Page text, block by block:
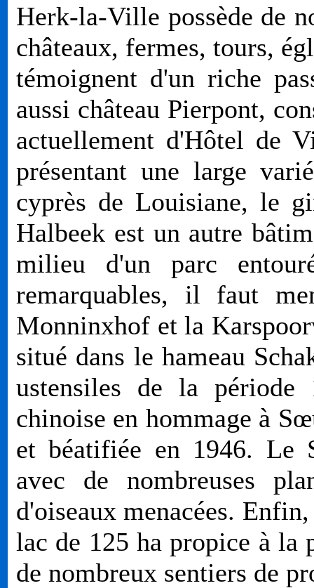
Herk-la-Ville possède de
châteaux, fermes, tours,
témoignent d'un riche
aussi château Pierpont,
actuellement d'Hôtel de
présentant une large
cyprès de Louisiane, le
Halbeek est un autre
milieu d'un parc
remarquables, il faut
Monninxhof et la
situé dans le hameau
ustensiles de la période
chinoise en hommage à
et béatifiée en 1946. Le
avec de nombreuses
d'oiseaux menacées.
lac de 125 ha propice à la
de nombreux sentiers de